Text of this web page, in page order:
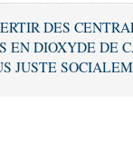
DES
DIOXYDE DE
JUSTE